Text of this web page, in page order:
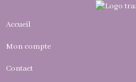
Accueil
Mon compte
Contact